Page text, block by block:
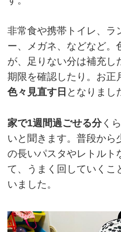
非常食や携帯トイレ、ラ
ー、メガネ、などなど。
が、足りない分は補充し
期限を確認したり。お正
色々見直す日 となりまし
家で1週間過ごせる分く
いと聞きます。普段から
の長いパスタやレトルト
て、うまく回していくこ
いました。